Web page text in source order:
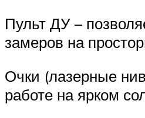
Пульт ДУ –
замеров на
Очки (лазерные
работе на ярком